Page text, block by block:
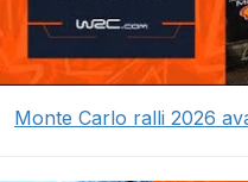
Monte Carlo ralli 2026